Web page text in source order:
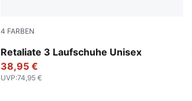
4 FARBEN
Retaliate 3 Laufschuhe Unisex
PUMA White-Feather Gray
38,95 €
UVP:74,95 €